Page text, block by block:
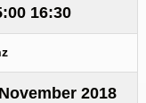
16:30
2018